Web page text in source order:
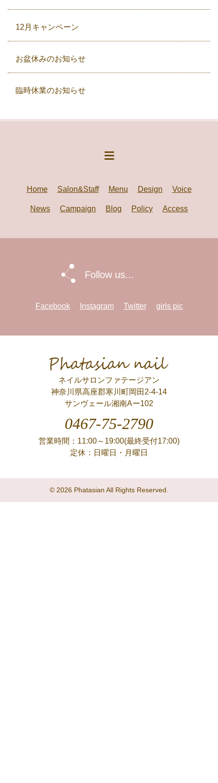
12月キャンペーン
お盆休みのお知らせ
臨時休業のお知らせ
Home Salon&Staff Menu Design Voice
News Campaign Blog Policy Access
Follow us...
Facebook Instagram Twitter girls pic
Phatasian nail
ネイルサロンファテージアン
神奈川県高座郡寒川町岡田2-4-14
サンヴェール湘南Aー102
0467-75-2790
営業時間：11:00～19:00(最終受付17:00)
定休：日曜日・月曜日
© 2026 Phatasian All Rights Reserved.